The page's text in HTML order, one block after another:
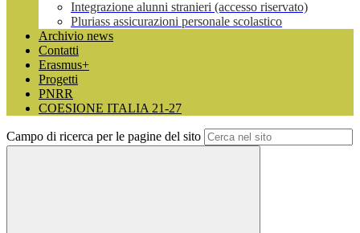
Integrazione alunni stranieri (accesso riservato)
Pluriass assicurazioni personale scolastico
Archivio news
Contatti
Erasmus+
Progetti
PNRR
COESIONE ITALIA 21-27
Campo di ricerca per le pagine del sito